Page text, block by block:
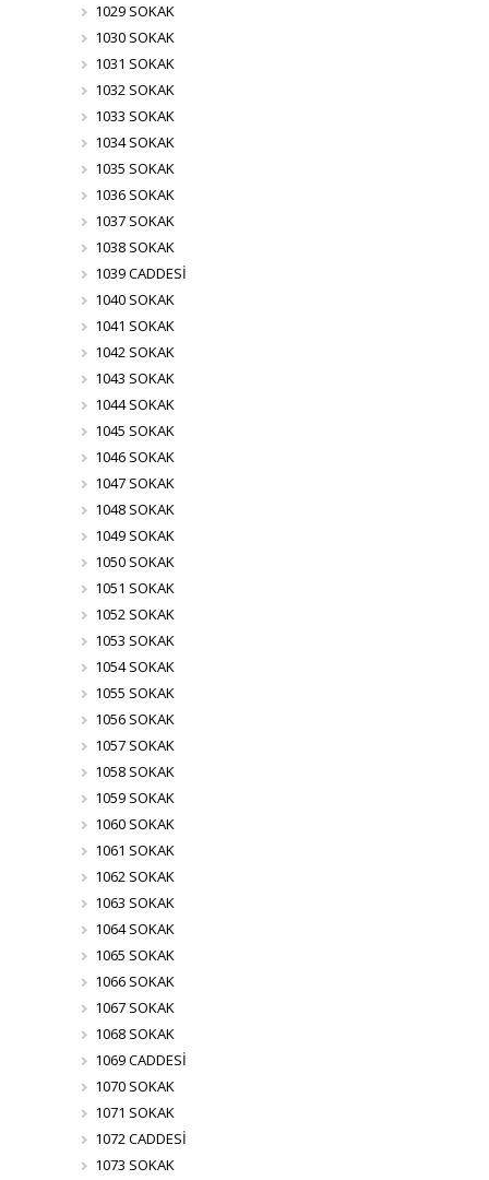
1029 SOKAK
1030 SOKAK
1031 SOKAK
1032 SOKAK
1033 SOKAK
1034 SOKAK
1035 SOKAK
1036 SOKAK
1037 SOKAK
1038 SOKAK
1039 CADDESİ
1040 SOKAK
1041 SOKAK
1042 SOKAK
1043 SOKAK
1044 SOKAK
1045 SOKAK
1046 SOKAK
1047 SOKAK
1048 SOKAK
1049 SOKAK
1050 SOKAK
1051 SOKAK
1052 SOKAK
1053 SOKAK
1054 SOKAK
1055 SOKAK
1056 SOKAK
1057 SOKAK
1058 SOKAK
1059 SOKAK
1060 SOKAK
1061 SOKAK
1062 SOKAK
1063 SOKAK
1064 SOKAK
1065 SOKAK
1066 SOKAK
1067 SOKAK
1068 SOKAK
1069 CADDESİ
1070 SOKAK
1071 SOKAK
1072 CADDESİ
1073 SOKAK